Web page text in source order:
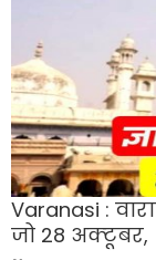
Varanasi :
जो 28 अक्‍टूबर,